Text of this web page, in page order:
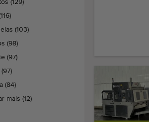
(129)
(103)
(98)
(97)
(97)
(84)
mais (12)